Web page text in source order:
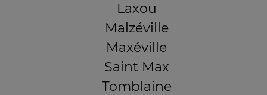
Laxou
Malzéville
Maxéville
Saint Max
Tomblaine